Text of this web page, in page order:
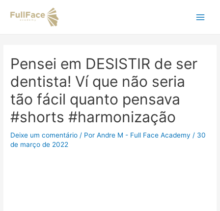
para
Pensei em DESISTIR de ser
dentista! Ví que não seria
tão fácil quanto pensava
#shorts #harmonização
Deixe um comentário / PorAndre M - Full Face Academy / 30
de março de 2022
de